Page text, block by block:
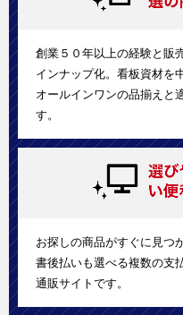
創業５０年以上の経験と販
インナップ化。看板資材を
オールインワンの品揃えと
す。
お探しの商品がすぐに見つ
書後払いも選べる複数の支
通販サイトです。